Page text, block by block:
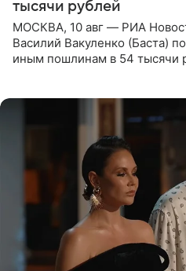
тысячи рублей
МОСКВА, 10 авг — РИА
Василий Вакуленко (Баста)
иным пошлинам в 54 тысячи